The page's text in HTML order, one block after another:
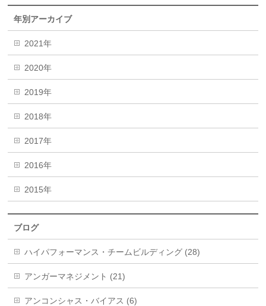
年別アーカイブ
2021年
2020年
2019年
2018年
2017年
2016年
2015年
ブログ
ハイパフォーマンス・チームビルディング (28)
アンガーマネジメント (21)
アンコンシャス・バイアス (6)